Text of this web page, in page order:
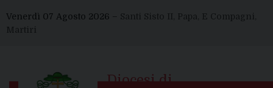
to
content
Venerdì 07 Agosto 2026 – Santi Sisto II, Papa, E Compagni,
Martiri